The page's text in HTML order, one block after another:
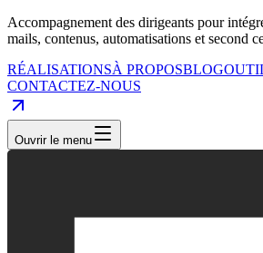
Accompagnement des dirigeants pour
mails, contenus, automatisations et second
RÉALISATIONSÀ PROPOSBLOG
CONTACTEZ-NOUS
Ouvrir le menu